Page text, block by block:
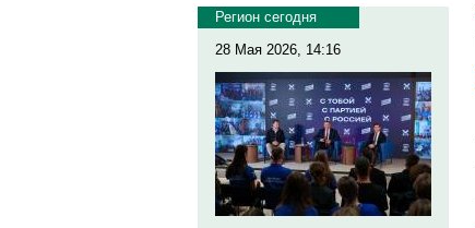
Регион сегодня
28 Мая 2026, 14:16